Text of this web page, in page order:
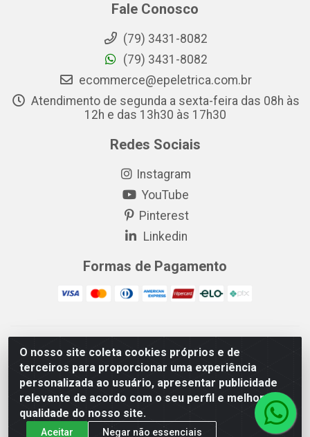
O nosso site coleta cookies próprios e de
terceiros para proporcionar uma experiência
personalizada ao usuário, apresentar publicidade
relevante de acordo com o seu perfil e melhorar a
qualidade do nosso site.
Aceitar Negar não essenciais
Fale Conosco
(79) 3431-8082
(79) 3431-8082
ecommerce@epeletrica.com.br
Atendimento de segunda a sexta-feira das 08h às
12h e das 13h30 às 17h30
Redes Sociais
Instagram
YouTube
Pinterest
Linkedin
Formas de Pagamento
EP Elétrica LTDA - 18.621.731/0005-43 - Itabaiana/SE - CEP:
49511-899
EP Elétrica LTDA - 48.594.570/0001-83 - Itabaiana/SE - CEP:
49511-899